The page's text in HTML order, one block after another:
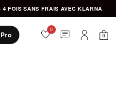
4 FOIS SANS FRAIS AVEC KLARNA
favorite0 chat 0